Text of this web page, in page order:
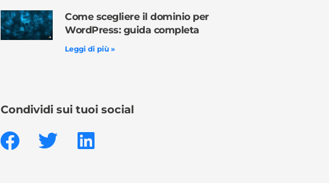
Come scegliere il dominio per
WordPress: guida completa
Leggi di più »
Condividi sui tuoi social